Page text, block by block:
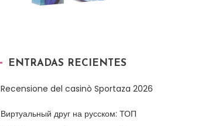
ENTRADAS RECIENTES
Recensione del casinò Sportaza 2026
Виртуальный друг на русском: ТОП